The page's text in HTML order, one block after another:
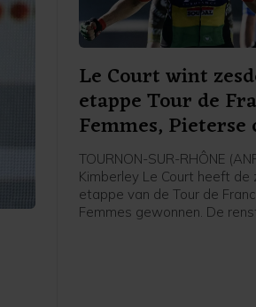
Le Court wint
etappe Tour de
Femmes, Pieterse
TOURNON-SUR-RHÔNE
Kimberley Le Court heeft de
etappe van de Tour de
Femmes gewonnen. De